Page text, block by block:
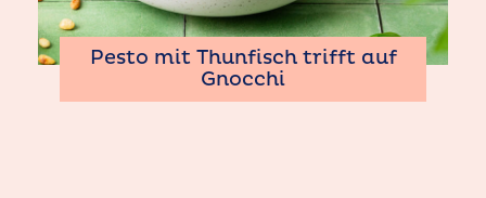
Pesto mit Thunfisch trifft auf
Gnocchi